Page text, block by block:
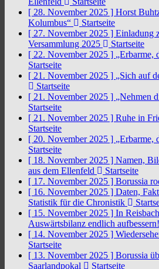
[ 28. November 2025 ] Horst
Kolumbus“
Startseite
[ 27. November 2025 ] Einladung
Versammlung 2025
Startseite
[ 22. November 2025 ] „Erbarme,
Startseite
[ 21. November 2025 ] „Sich auf
Startseite
[ 21. November 2025 ] „Nehmen
Startseite
[ 21. November 2025 ] Ruhe in
Startseite
[ 20. November 2025 ] „Erbarme,
Startseite
[ 18. November 2025 ] Namen,
aus dem Ellenfeld
Startseite
[ 17. November 2025 ] Borussia
[ 16. November 2025 ] Daten,
Statistik für die Chronistik
[ 15. November 2025 ] In
Auswärtsbilanz endlich aufbessern!
[ 14. November 2025 ]
Startseite
[ 13. November 2025 ] Borussia
Saarlandpokal
Startseite